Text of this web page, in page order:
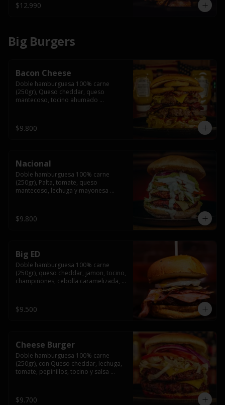
$12.990
Big Burgers
Bacon Cheese
Doble hamburguesa 100% carne
(250gr), Queso cheddar, queso
mantecoso, tocino ahumado
brioche y acompañado de papas
fritas.
$9.800
Nacional
Doble hamburguesa 100% carne
(250gr), Palta, tomate, queso
mantecoso, lechuga y mayonesa
$9.800
Big ED
Doble hamburguesa 100% carne
(250gr), queso cheddar, jamon, tocino,
champiñones, cebolla caramelizada,
$9.500
Cheese Burger
Doble hamburguesa 100% carne
(250gr), con Queso cheddar, lechuga,
tomate, pepinillos, tocino y salsa
$9.700